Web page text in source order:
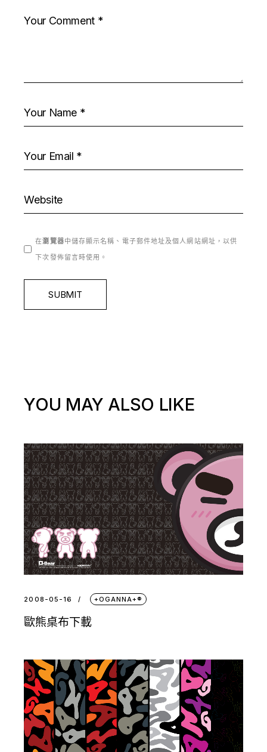
在瀏覽器中儲存顯示名稱、電子郵件地址及個人網站網址，以供
下次發佈留言時使用。
SUBMIT
YOU MAY ALSO LIKE
2008-05-16 +OGANNA+®
歐熊桌布下載